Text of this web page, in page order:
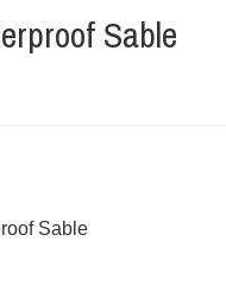
Sable
Sable